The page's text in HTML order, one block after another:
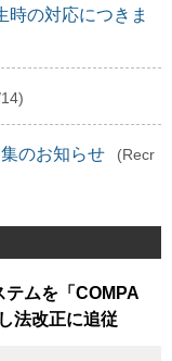
時の対応につきま
のお知らせ
(Recr
テムを「COMPA
法改正に追従